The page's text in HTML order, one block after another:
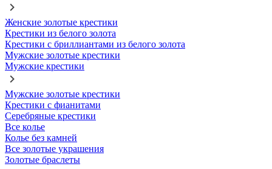
Женские золотые крестики
Крестики из белого золота
Крестики с бриллиантами из белого золота
Мужские золотые крестики
Мужские крестики
Мужские золотые крестики
Крестики с фианитами
Серебряные крестики
Все колье
Колье без камней
Все золотые украшения
Золотые браслеты